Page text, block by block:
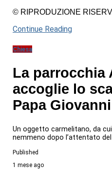
© RIPRODUZIONE
Continue Reading
Chiesa
La parrocchia
accoglie lo
Papa
Un oggetto carmelitano, da
nemmeno dopo l’attentato del
Published
1 mese ago